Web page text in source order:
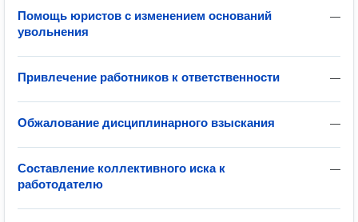
—
Помощь юристов с изменением оснований
увольнения
—
Привлечение работников к ответственности
—
Обжалование дисциплинарного взыскания
—
Составление коллективного иска к
работодателю